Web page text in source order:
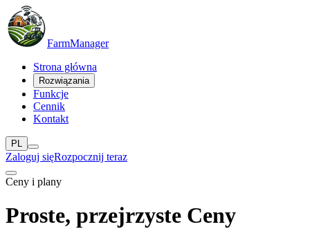
FarmManager
Strona główna
Rozwiązania
Funkcje
Cennik
Kontakt
PL
Zaloguj sięRozpocznij teraz
Ceny i plany
Proste, przejrzyste Ceny